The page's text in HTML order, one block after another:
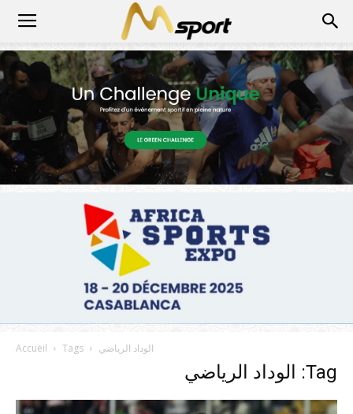
Accueil Tags الوداد الرياضي
Tag: الوداد الرياضي